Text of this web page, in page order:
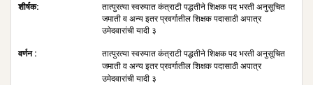
तात्पुरत्या स्वरुपात कंत्राटी पद्धतीने शिक्षक पद भरती अनुसूचित
जमाती व अन्य इतर प्रवर्गातील शिक्षक पदासाठी अपात्र
उमेदवारांची यादी ३
तात्पुरत्या स्वरुपात कंत्राटी पद्धतीने शिक्षक पद भरती अनुसूचित
जमाती व अन्य इतर प्रवर्गातील शिक्षक पदासाठी अपात्र
उमेदवारांची यादी ३